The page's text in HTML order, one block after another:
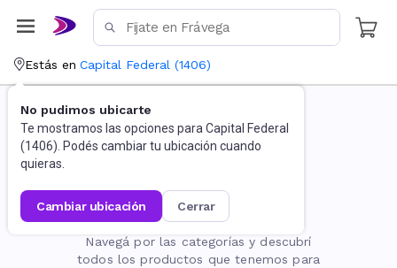
Estás en Capital Federal (1406)
No pudimos ubicarte
Te mostramos las opciones para Capital Federal
(1406). Podés cambiar tu ubicación cuando
quieras.
cambiar ubicación cerrar
La página no existe
Navegá por las categorías y descubrí
todos los productos que tenemos para